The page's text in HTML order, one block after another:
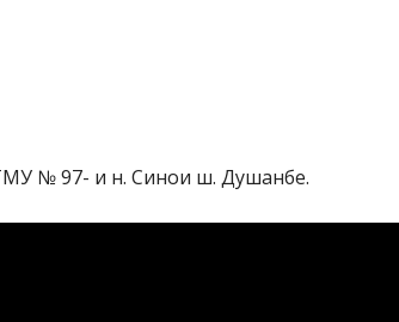
№ 97- и н. Синои ш. Душанбе.